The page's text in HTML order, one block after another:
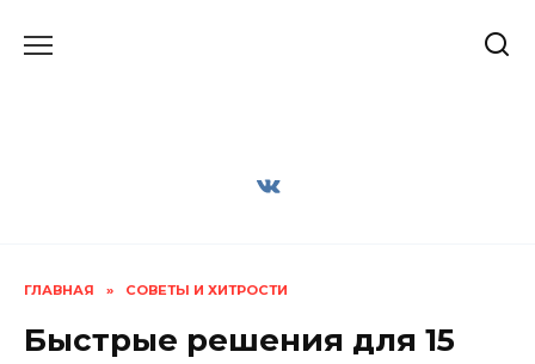
ГЛАВНАЯ » СОВЕТЫ И ХИТРОСТИ
Быстрые решения для 15